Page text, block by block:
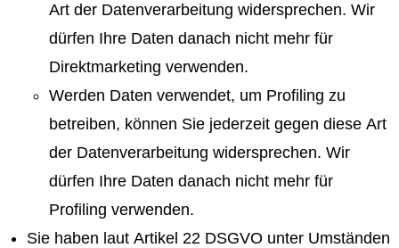
Art der Datenverarbeitung widersprechen. Wir
dürfen Ihre Daten danach nicht mehr für
Direktmarketing verwenden.
Werden Daten verwendet, um Profiling zu
betreiben, können Sie jederzeit gegen diese Art
der Datenverarbeitung widersprechen. Wir
dürfen Ihre Daten danach nicht mehr für
Profiling verwenden.
Sie haben laut Artikel 22 DSGVO unter Umständen